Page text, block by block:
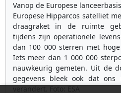
Vanop de Europese
Europese Hipparcos satelliet
draagraket in de ruimte
tijdens zijn operationele
dan 100 000 sterren met
Iets meer dan 1 000 000
nauwkeurig gemeten. Uit de
gegevens bleek ook dat ons